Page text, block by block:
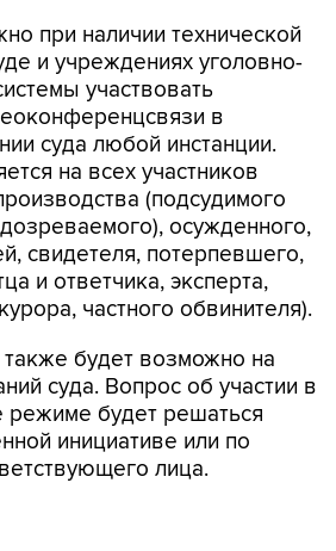
при наличии технической
и учреждениях уголовно-
участвовать
в
суда любой инстанции.
на всех участников
(подсудимого
осужденного,
свидетеля, потерпевшего,
и ответчика, эксперта,
частного обвинителя).
будет возможно на
суда. Вопрос об участии в
режиме будет решаться
инициативе или по
лица.